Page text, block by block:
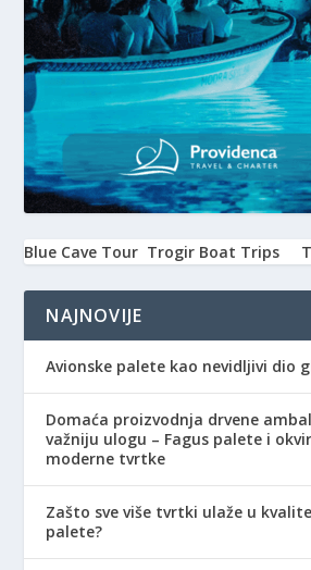
Blue Cave Tour Trogir Boat Trips
NAJNOVIJE
Avionske palete kao nevidljivi dio
Domaća proizvodnja drvene
važniju ulogu – Fagus palete i
moderne tvrtke
Zašto sve više tvrtki ulaže u
palete?